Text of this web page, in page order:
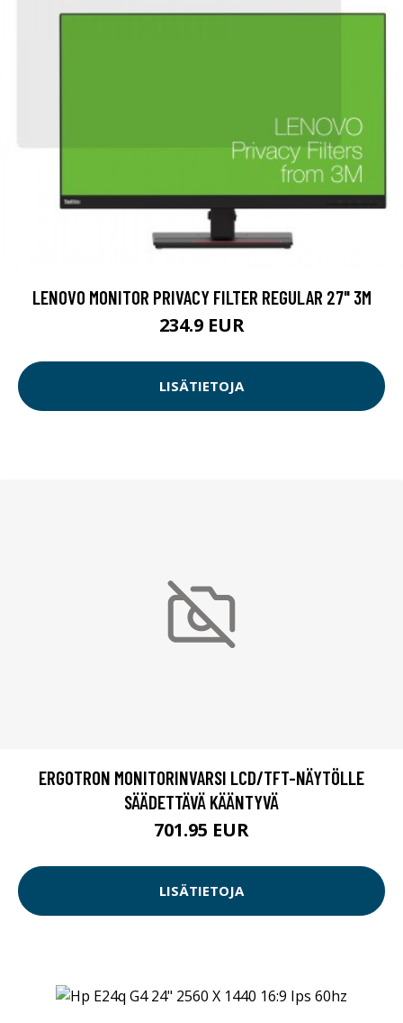
LENOVO MONITOR PRIVACY FILTER REGULAR 27" 3M
234.9 EUR
LISÄTIETOJA
ERGOTRON MONITORINVARSI LCD/TFT-NÄYTÖLLE
SÄÄDETTÄVÄ KÄÄNTYVÄ
701.95 EUR
LISÄTIETOJA